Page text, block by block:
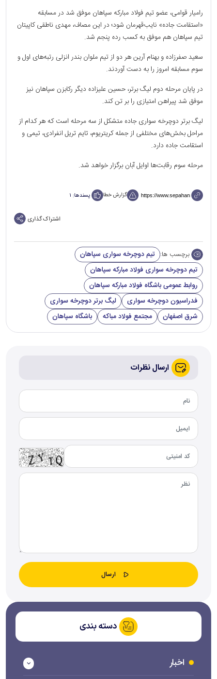
رامیار قوامی، عضو تیم فولاد مبارکه سپاهان موفق شد در مسابقه
«استقامت جاده» نایب‌قهرمان شود؛ در این مصاف، مهدی ناطقی کاپیتان
تیم سپاهان هم موفق به کسب رده پنجم شد.
سعید صفرزاده و بهنام آرین هر دو از تیم ملوان بندر انزلی رتبه‌های اول و
سوم مسابقه امروز را به دست آوردند.
در پایان مرحله دوم لیگ برتر، حسین علیزاده دیگر رکابزن سپاهان نیز
موفق شد پیراهن امتیازی را بر تن کند.
لیگ برتر دوچرخه سواری جاده متشکل از سه مرحله است که هر کدام از
مراحل بخش‌های مختلفی از جمله کریتریوم، تایم تریل انفرادی، تیمی و
استقامت جاده دارد.
مرحله سوم رقابت‌ها اوایل آبان برگزار خواهد شد.
گزارش خطا پسندها: ۱
اشتراک گذاری
برچسب ها: تیم دوچرخه سواری سپاهان
تیم دوچرخه سواری فولاد مبارکه سپاهان
روابط عمومی باشگاه فولاد مبارکه سپاهان
فدراسیون دوچرخه سواری
لیگ برتر دوچرخه سواری
شرق اصفهان
مجتمع فولاد مباکه باشگاه سپاهان
ارسال نظرات
دسته بندی
اخبار